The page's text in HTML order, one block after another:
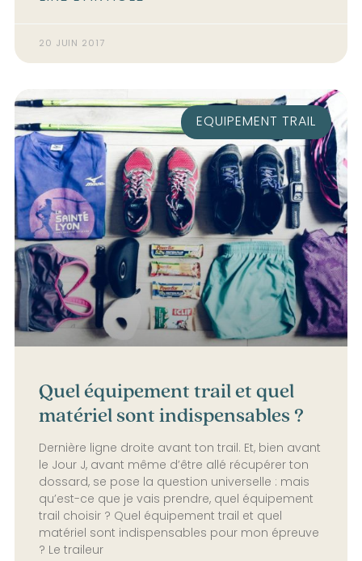
20 JUIN 2017
EQUIPEMENT TRAIL
Quel équipement trail et quel
matériel sont indispensables ?
Dernière ligne droite avant ton trail. Et, bien avant
le Jour J, avant même d’être allé récupérer ton
dossard, se pose la question universelle : mais
qu’est-ce que je vais prendre, quel équipement
trail choisir ? Quel équipement trail et quel
matériel sont indispensables pour mon épreuve
? Le traileur